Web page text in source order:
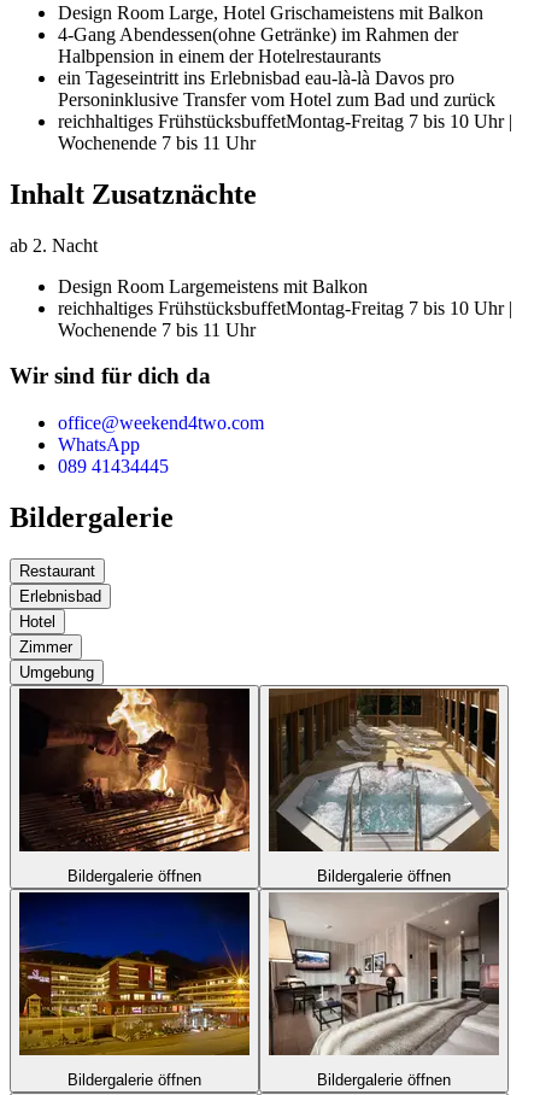
Design Room Large, Hotel Grischameistens mit Balkon
4-Gang Abendessen(ohne Getränke) im Rahmen der
Halbpension in einem der Hotelrestaurants
ein Tageseintritt ins Erlebnisbad eau-là-là Davos pro
Personinklusive Transfer vom Hotel zum Bad und zurück
reichhaltiges FrühstücksbuffetMontag-Freitag 7 bis 10 Uhr |
Wochenende 7 bis 11 Uhr
Inhalt Zusatznächte
ab 2. Nacht
Design Room Largemeistens mit Balkon
reichhaltiges FrühstücksbuffetMontag-Freitag 7 bis 10 Uhr |
Wochenende 7 bis 11 Uhr
Wir sind für dich da
office@weekend4two.com
WhatsApp
089 41434445
Bildergalerie
Restaurant
Erlebnisbad
Hotel
Zimmer
Umgebung
Bildergalerie öffnen Bildergalerie öffnen
Bildergalerie öffnen Bildergalerie öffnen